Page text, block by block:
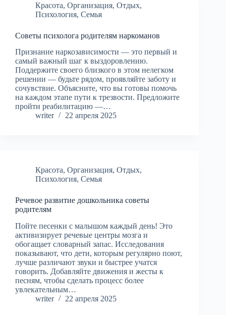
Красота, Организация, Отдых,
Психология, Семья
Советы психолога родителям наркоманов
Признание наркозависимости — это первый и
самый важный шаг к выздоровлению.
Поддержите своего близкого в этом нелегком
решении — будьте рядом, проявляйте заботу и
сочувствие. Объясните, что вы готовы помочь
на каждом этапе пути к трезвости. Предложите
пройти реабилитацию —…
writer
22 апреля 2025
Красота, Организация, Отдых,
Психология, Семья
Речевое развитие дошкольника советы
родителям
Пойте песенки с малышом каждый день! Это
активизирует речевые центры мозга и
обогащает словарный запас. Исследования
показывают, что дети, которым регулярно поют,
лучше различают звуки и быстрее учатся
говорить. Добавляйте движения и жесты к
песням, чтобы сделать процесс более
увлекательным…
writer
22 апреля 2025